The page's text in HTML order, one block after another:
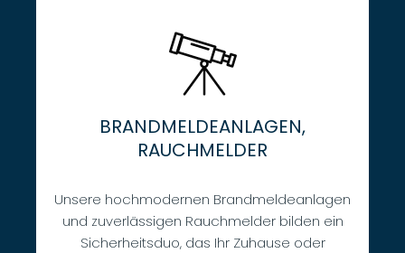
BRANDMELDEANLAGEN,
RAUCHMELDER
Unsere hochmodernen Brandmeldeanlagen
und zuverlässigen Rauchmelder bilden ein
Sicherheitsduo, das Ihr Zuhause oder